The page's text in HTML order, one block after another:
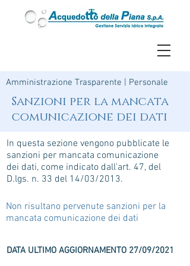
Amministrazione Trasparente Personale
​Sanzioni per la mancata
comunicazione dei dati
In questa sezione vengono pubblicate le
sanzioni per mancata comunicazione
dei dati, come indicato dall'art. 47, del
D.lgs. n. 33 del 14/03/2013.
Non risultano pervenute sanzioni per la
mancata comunicazione dei dati
DATA ULTIMO AGGIORNAMENTO 27/09/2021